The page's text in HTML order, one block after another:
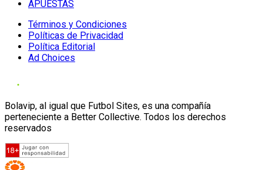
APUESTAS
Términos y Condiciones
Políticas de Privacidad
Política Editorial
Ad Choices
Bolavip, al igual que Futbol Sites, es una compañía
perteneciente a Better Collective. Todos los derechos
reservados